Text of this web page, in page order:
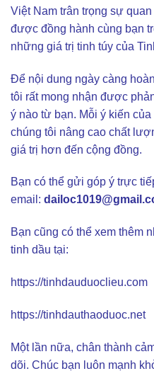
Việt Nam trân trọng sự
được đồng hành cùng bạn
những giá trị tinh túy của
Để nội dung ngày càng
tôi rất mong nhận được
ý nào từ bạn. Mỗi ý kiến
chúng tôi nâng cao chất
giá trị hơn đến cộng đồng.
Bạn có thể gửi góp ý trực
email:
Bạn cũng có thể xem thêm
tinh dầu tại:
https://tinhdauduoclieu.com
https://tinhdauthaoduoc.net
Một lần nữa, chân thành
dõi. Chúc bạn luôn mạnh